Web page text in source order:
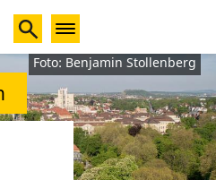
Foto: Benjamin Stollenberg